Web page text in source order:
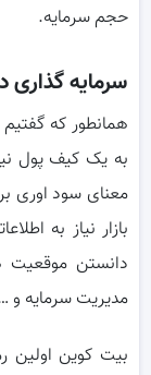
حجم سرمایه.
سرمایه گذاری
همانطور که
به یک کیف پول
معنای سود اوری
بازار نیاز به
دانستن موقعیت
مدیریت سرمایه و
بیت کوین اولین